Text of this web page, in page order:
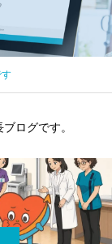
ログです。